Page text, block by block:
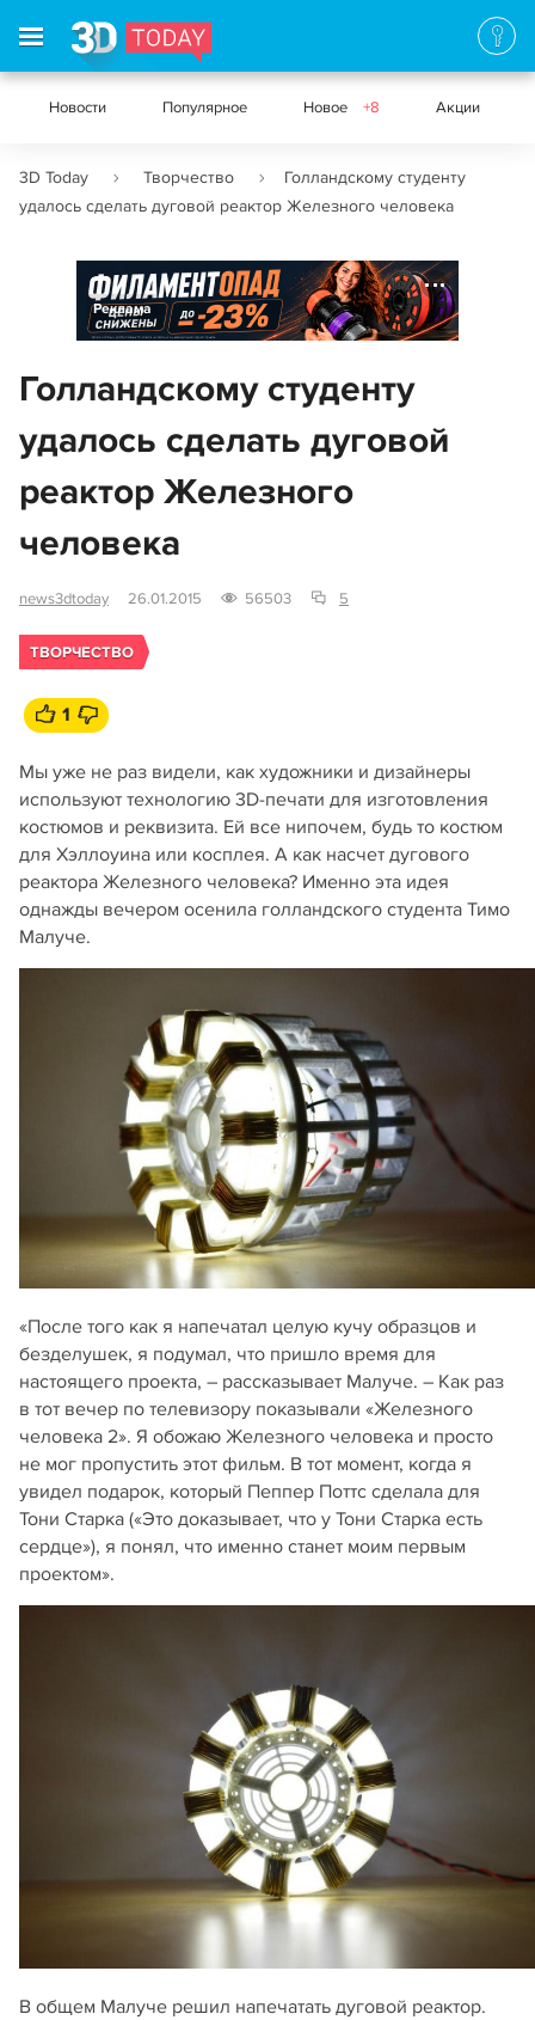
Новости Популярное Новое +8 Акции
3D Today Творчество
Голландскому студенту
удалось сделать дуговой реактор Железного человека
Реклама
Голландскому студенту
удалось сделать дуговой
реактор Железного
человека
news3dtoday 26.01.2015 56503 5
ТВОРЧЕСТВО
1
Мы уже не раз видели, как художники и дизайнеры
используют технологию 3D-печати для изготовления
костюмов и реквизита. Ей все нипочем, будь то костюм
для Хэллоуина или косплея. А как насчет дугового
реактора Железного человека? Именно эта идея
однажды вечером осенила голландского студента Тимо
Малуче.
«После того как я напечатал целую кучу образцов и
безделушек, я подумал, что пришло время для
настоящего проекта, – рассказывает Малуче. – Как раз
в тот вечер по телевизору показывали «Железного
человека 2». Я обожаю Железного человека и просто
не мог пропустить этот фильм. В тот момент, когда я
увидел подарок, который Пеппер Поттс сделала для
Тони Старка («Это доказывает, что у Тони Старка есть
сердце»), я понял, что именно станет моим первым
проектом».
В общем Малуче решил напечатать дуговой реактор.